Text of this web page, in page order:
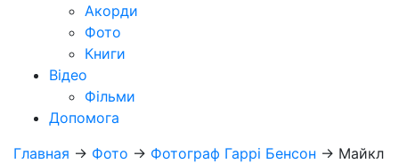
Акорди
Фото
Книги
Відео
Фільми
Допомога
Главная → Фото → Фотограф Гаррі Бенсон → Майкл